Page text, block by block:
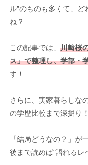
ル”のものも多くて、
ね？
この記事では、 川﨑桜
ス」で整理し、学部・
す！
さらに、実家暮らしな
の学歴比較まで深掘り！
「結局どうなの？」が
後まで読めば“語れるレ